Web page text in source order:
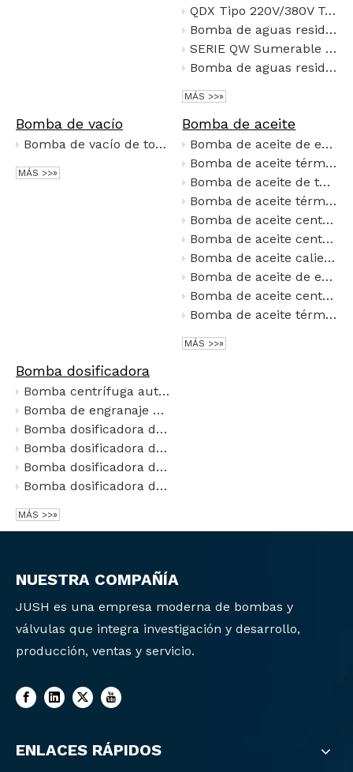
QDX Tipo 220V/380V Toda la bomba de agua de agua sumergible de acero inoxidable Bomba de bombeo de bombeo de agua limpia
Bomba de aguas residual sumergible del impulsor de un solo canal
SERIE QW Sumerable pesado Sumersable Bomba de aguas residual sin obstáculos para pozos profundos y tanques de aguas residuales
Bomba de aguas residual sumergible de tipo QW
MÁS >>»
Bomba de vacío
Bomba de vacío de tornillo seco LG/LGV
MÁS >>»
Bomba de aceite
Bomba de aceite de engranajes aislada de acero inoxidable YCB
Bomba de aceite térmico resistente a altas temperaturas tipo WRY
Bomba de aceite de tubería vertical tipo YG
Bomba de aceite térmico de alta temperatura RY
Bomba de aceite centrífuga simple de dos etapas serie AY
Bomba de aceite centrífuga de dos etapas serie AY
Bomba de aceite caliente refrigerada por aire serie RY
Bomba de aceite de engranajes 2CY
Bomba de aceite centrífuga autocebante resistente a disolventes CYZ
Bomba de aceite térmico vertical de alta eficiencia y ahorro de energía LQRY
MÁS >>»
Bomba dosificadora
Bomba centrífuga autocebante de acero inoxidable 304 316L, bomba de transferencia de líquido alcalino y ácido corrosivo de 6,5 m de altura de succión
Bomba de engranaje de transmisión magnética en miniatura sin fugas sin sello
Bomba dosificadora de diafragma hidráulica serie DY
Bomba dosificadora de diafragma JD-20-PCF 20L/H 0.8Mpa 380V 0.18KW
Bomba dosificadora de émbolo de alta presión serie J
Bomba dosificadora de émbolo tipo JPX
MÁS >>»
NUESTRA COMPAÑÍA
JUSH es una empresa moderna de bombas y
válvulas que integra investigación y desarrollo,
producción, ventas y servicio.
ENLACES RÁPIDOS